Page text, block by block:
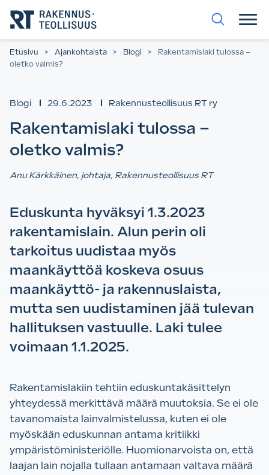
suoraan
sisältöön.
Etusivu > Ajankohtaista > Blogi >
Rakentamislaki tulossa –
oletko valmis?
Blogi 29.6.2023 Rakennusteollisuus RT ry
Rakentamislaki tulossa –
oletko valmis?
Anu Kärkkäinen, johtaja, Rakennusteollisuus RT
Eduskunta hyväksyi 1.3.2023
rakentamislain. Alun perin oli
tarkoitus uudistaa myös
maankäyttöä koskeva osuus
maankäyttö- ja rakennuslaista,
mutta sen uudistaminen jää tulevan
hallituksen vastuulle. Laki tulee
voimaan 1.1.2025.
Rakentamislakiin tehtiin eduskuntakäsittelyn
yhteydessä merkittävä määrä muutoksia. Se ei ole
tavanomaista lainvalmistelussa, kuten ei ole
myöskään eduskunnan antama kritiikki
ympäristöministeriölle. Huomionarvoista on, että
laajan lain nojalla tullaan antamaan valtava määrä